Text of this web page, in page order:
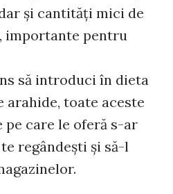
şi cantităţi mici de
importante pentru
să introduci în dieta
arahide, toate aceste
pe care le oferă s-ar
regândeşti şi să-l